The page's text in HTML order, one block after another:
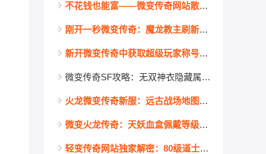
不花钱也能富——微变传奇网站散人玩家每日元宝任务全解析
刚开一秒微变传奇：魔龙教主刷新时间表及掉落屠龙几率全解析
新开微变传奇中获取超级玩家称号有什么好处？独家揭秘！
微变传奇SF攻略：无双神衣隐藏属性激活指南，最强搭配一网打尽
火龙微变传奇新服：远古战场地图的门槛全揭秘
微变火龙传奇：天妖血盒佩戴等级详解与装备搭配攻略
轻变传奇网站独家解密：80级道士究竟能带几个护卫？玩法大公开！